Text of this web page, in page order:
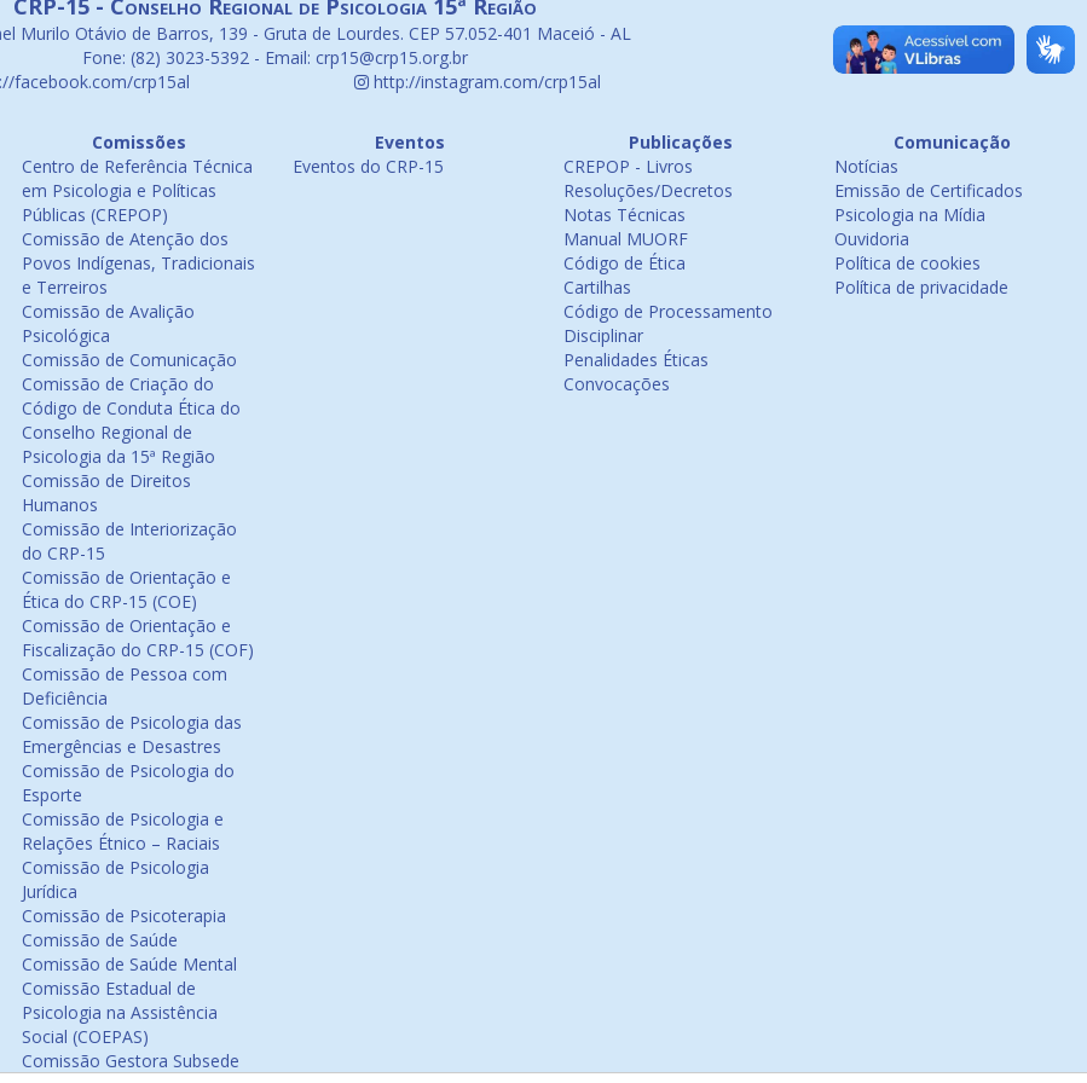
CRP-15 - Conselho Regional de Psicologia 15ª Região
Murilo Otávio de Barros, 139 - Gruta de Lourdes. CEP 57.052-401 Maceió - AL
Fone: (82) 3023-5392 - Email: crp15@crp15.org.br
facebook.com/crp15al
http://instagram.com/crp15al
Comissões
Centro de Referência Técnica
em Psicologia e Políticas
Públicas (CREPOP)
Comissão de Atenção dos
Povos Indígenas, Tradicionais
e Terreiros
Comissão de Avalição
Psicológica
Comissão de Comunicação
Comissão de Criação do
Código de Conduta Ética do
Conselho Regional de
Psicologia da 15ª Região
Comissão de Direitos
Humanos
Comissão de Interiorização
do CRP-15
Comissão de Orientação e
Ética do CRP-15 (COE)
Comissão de Orientação e
Fiscalização do CRP-15 (COF)
Comissão de Pessoa com
Deficiência
Comissão de Psicologia das
Emergências e Desastres
Comissão de Psicologia do
Esporte
Comissão de Psicologia e
Relações Étnico – Raciais
Comissão de Psicologia
Jurídica
Comissão de Psicoterapia
Comissão de Saúde
Comissão de Saúde Mental
Comissão Estadual de
Psicologia na Assistência
Social (COEPAS)
Comissão Gestora Subsede
Eventos
Eventos do CRP-15
Publicações
CREPOP - Livros
Resoluções/Decretos
Notas Técnicas
Manual MUORF
Código de Ética
Cartilhas
Código de Processamento
Disciplinar
Penalidades Éticas
Convocações
Comunicação
Notícias
Emissão de Certificados
Psicologia na Mídia
Ouvidoria
Política de cookies
Política de privacidade